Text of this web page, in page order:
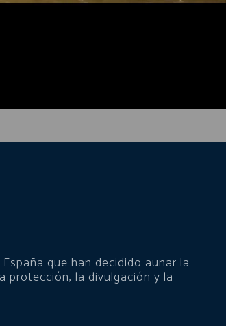
que han decidido aunar la
protección, la divulgación y la